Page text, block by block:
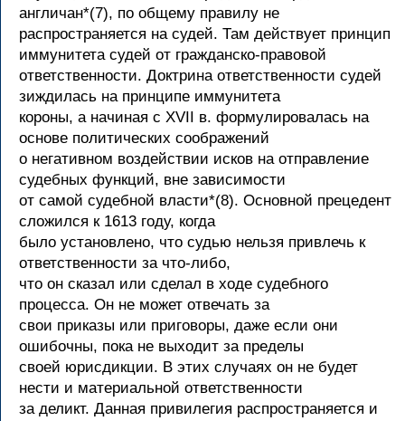
англичан*(7), по общему правилу не
распространяется на судей. Там действует принцип
иммунитета судей от гражданско-правовой
ответственности. Доктрина ответственности судей
зиждилась на принципе иммунитета
короны, а начиная с XVII в. формулировалась на
основе политических соображений
о негативном воздействии исков на отправление
судебных функций, вне зависимости
от самой судебной власти*(8). Основной прецедент
сложился к 1613 году, когда
было установлено, что судью нельзя привлечь к
ответственности за что-либо,
что он сказал или сделал в ходе судебного
процесса. Он не может отвечать за
свои приказы или приговоры, даже если они
ошибочны, пока не выходит за пределы
своей юрисдикции. В этих случаях он не будет
нести и материальной ответственности
за деликт. Данная привилегия распространяется и